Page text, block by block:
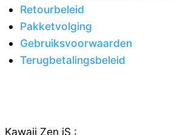
Retourbeleid
Pakketvolging
Gebruiksvoorwaarden
Terugbetalingsbeleid
Kawaii Zen iS :